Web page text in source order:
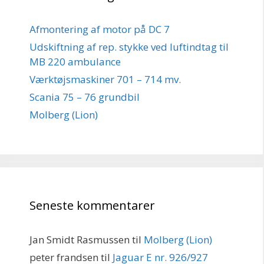
Afmontering af motor på DC 7
Udskiftning af rep. stykke ved luftindtag til
MB 220 ambulance
Værktøjsmaskiner 701 – 714 mv.
Scania 75 – 76 grundbil
Molberg (Lion)
Seneste kommentarer
Jan Smidt Rasmussen til Molberg (Lion)
peter frandsen til Jaguar E nr. 926/927